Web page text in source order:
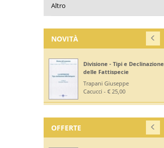
Altro
NOVITÀ
Divisione - Tipi e Declinazione
delle Fattispecie
Trapani Giuseppe
Cacucci - € 25,00
OFFERTE